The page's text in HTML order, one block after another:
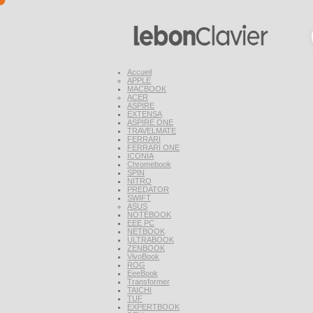
Accueil
APPLE
MACBOOK
ACER
ASPIRE
EXTENSA
ASPIRE ONE
TRAVELMATE
FERRARI
FERRARI ONE
ICONIA
Chromebook
SPIN
NITRO
PREDATOR
SWIFT
ASUS
NOTEBOOK
EEE PC
NETBOOK
ULTRABOOK
ZENBOOK
VivoBook
ROG
EeeBook
Transformer
TAICHI
TUF
EXPERTBOOK